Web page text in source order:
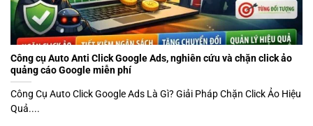
Công cụ Auto Anti Click Google Ads, nghiên cứu và chặn click ảo
quảng cáo Google miễn phí
Công Cụ Auto Click Google Ads Là Gì? Giải Pháp Chặn Click Ảo Hiệu
Quả....